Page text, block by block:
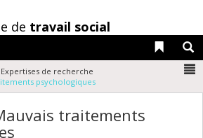
de travail social
Liens
Expertises de recherche
psychologiques
traitements